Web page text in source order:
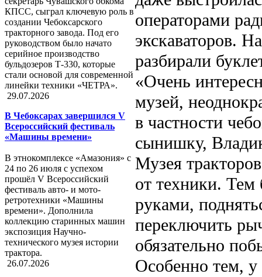
КПСС, сыграл ключевую роль в
создании Чебоксарского
тракторного завода. Под его
руководством было начато
серийное производство
бульдозеров Т-330, которые
стали основой для современной
линейки техники «ЧЕТРА».
29.07.2026
В Чебоксарах завершился V
Всероссийский фестиваль
«Машины времени»
В этнокомплексе «Амазония» с
24 по 26 июля с успехом
прошёл V Всероссийский
фестиваль авто- и мото-
ретротехники «Машины
времени». Дополнила
коллекцию старинных машин
экспозиция Научно-
технического музея истории
трактора.
26.07.2026
операторами
экскаваторов.
разбирали
«Очень
музей,
в частности
сынишку,
Музея
от техники. Тем
руками,
переключить
обязательно
Особенно тем, у